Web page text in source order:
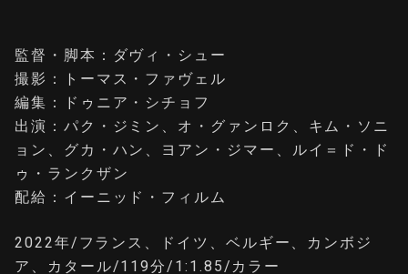
監督・脚本：ダヴィ・シュー
撮影：トーマス・ファヴェル
編集：ドゥニア・シチョフ
出演：パク・ジミン、オ・グァンロク、キム・ソニ
ョン、グカ・ハン、ヨアン・ジマー、ルイ＝ド・ド
ゥ・ランクザン
配給：イーニッド・フィルム
2022年/フランス、ドイツ、ベルギー、カンボジ
ア、カタール/119分/1:1.85/カラー